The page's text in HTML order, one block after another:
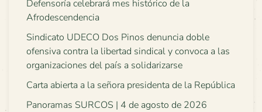
Defensoría celebrará mes histórico de la
Afrodescendencia
Sindicato UDECO Dos Pinos denuncia doble
ofensiva contra la libertad sindical y convoca a las
organizaciones del país a solidarizarse
Carta abierta a la señora presidenta de la República
Panoramas SURCOS | 4 de agosto de 2026